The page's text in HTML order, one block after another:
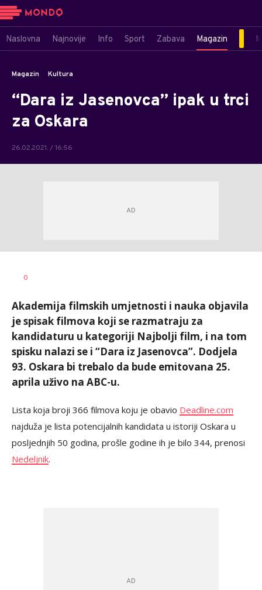
Naslovna Najnovije Info Sport Zabava Magazin
Magazin Kultura
“Dara iz Jasenovca” ipak u trci
za Oskara
26.02.2021. / 16:56
AUTOR
0
Akademija filmskih umjetnosti i nauka objavila
je spisak filmova koji se razmatraju za
kandidaturu u kategoriji Najbolji film, i na tom
spisku nalazi se i “Dara iz Jasenovca”. Dodjela
93. Oskara bi trebalo da bude emitovana 25.
aprila uživo na ABC-u.
Lista koja broji 366 filmova koju je obavio Deadline.com
najduža je lista potencijalnih kandidata u istoriji Oskara u
posljednjih 50 godina, prošle godine ih je bilo 344, prenosi
Nedeljnik.